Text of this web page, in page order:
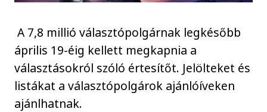
A 7,8 millió választópolgárnak legkésőbb
április 19-éig kellett megkapnia a
választásokról szóló értesítőt. Jelölteket és
listákat a választópolgárok ajánlóíveken
ajánlhatnak.